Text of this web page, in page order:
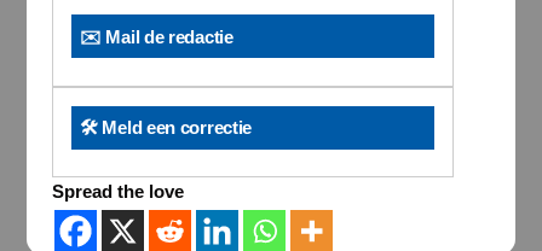
✉️ Mail de redactie
🛠️ Meld een correctie
Spread the love